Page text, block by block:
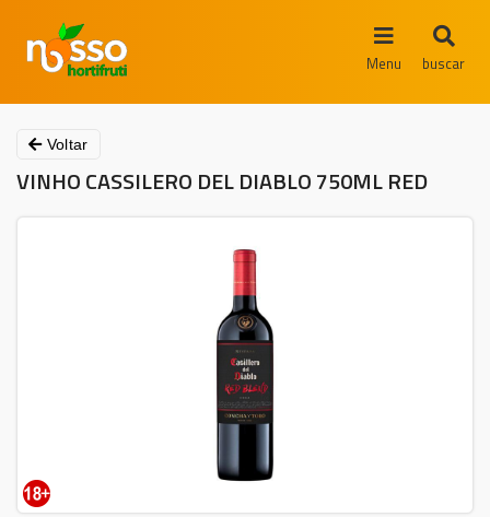
Menu buscar
Voltar
VINHO CASSILERO DEL DIABLO 750ML RED